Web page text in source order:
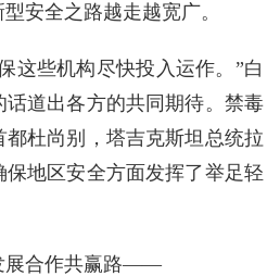
安全之路越走越宽广。
这些机构尽快投入运作。”白
道出各方的共同期待。禁毒
杜尚别，塔吉克斯坦总统拉
地区安全方面发挥了举足轻
展合作共赢路——